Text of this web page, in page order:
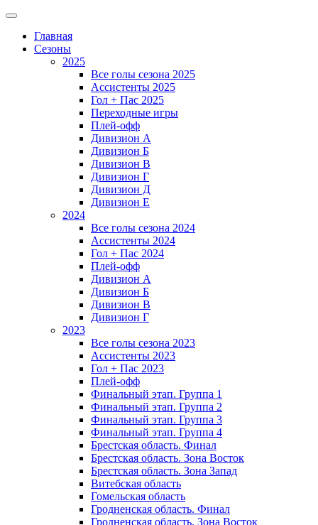
Главная
Сезоны
2025
Все голы сезона 2025
Ассистенты 2025
Гол + Пас 2025
Переходные игры
Плей-офф
Дивизион A
Дивизион Б
Дивизион В
Дивизион Г
Дивизион Д
Дивизион Е
2024
Все голы сезона 2024
Ассистенты 2024
Гол + Пас 2024
Плей-офф
Дивизион A
Дивизион Б
Дивизион В
Дивизион Г
2023
Все голы сезона 2023
Ассистенты 2023
Гол + Пас 2023
Плей-офф
Финальный этап. Группа 1
Финальный этап. Группа 2
Финальный этап. Группа 3
Финальный этап. Группа 4
Брестская область. Финал
Брестская область. Зона Восток
Брестская область. Зона Запад
Витебская область
Гомельская область
Гродненская область. Финал
Гродненская область. Зона Восток